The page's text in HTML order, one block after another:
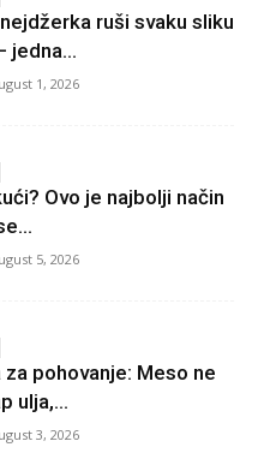
ruši svaku sliku
jedna...
1, 2026
Ovo je najbolji način
5, 2026
pohovanje: Meso ne
ulja,...
3, 2026